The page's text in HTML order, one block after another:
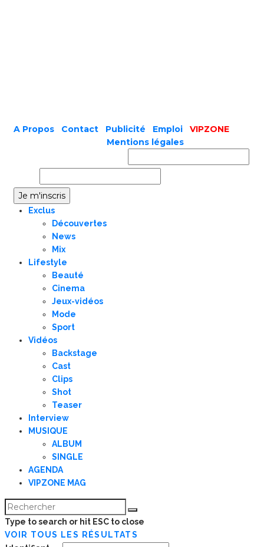
A Propos Contact Publicité Emploi
VIPZONE
Mentions légales
Exclus
Découvertes
News
Mix
Lifestyle
Beauté
Cinema
Jeux-vidéos
Mode
Sport
Vidéos
Backstage
Cast
Clips
Shot
Teaser
Interview
MUSIQUE
ALBUM
SINGLE
AGENDA
VIPZONE MAG
Type to search or hit ESC to close
VOIR TOUS LES RÉSULTATS